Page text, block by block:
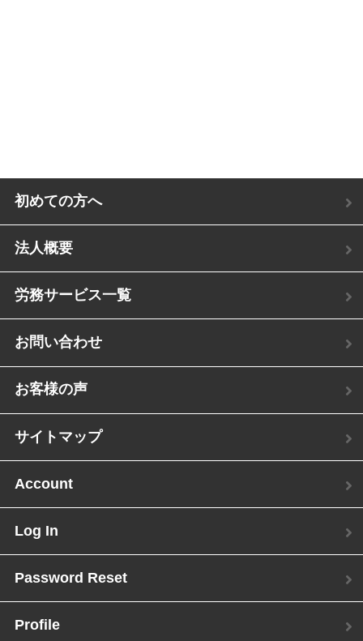
初めての方へ
法人概要
労務サービス一覧
お問い合わせ
お客様の声
サイトマップ
Account
Log In
Password Reset
Profile